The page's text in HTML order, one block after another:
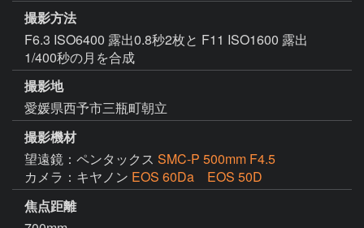
撮影方法
F6.3 ISO6400 露出0.8秒2枚と F11 ISO1600 露出
1/400秒の月を合成
撮影地
愛媛県西予市三瓶町朝立
撮影機材
望遠鏡：ペンタックス SMC-P 500mm F4.5
カメラ：キヤノン EOS 60Da EOS 50D
焦点距離